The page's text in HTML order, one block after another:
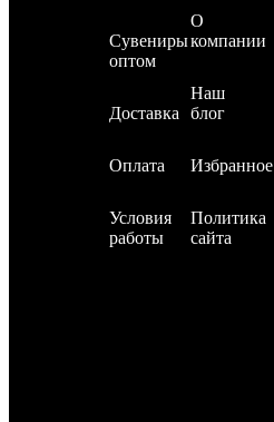
Сувениры
оптом
Доставка
Оплата
Условия
работы
О
компании
Наш
блог
Избранное
Политика
сайта